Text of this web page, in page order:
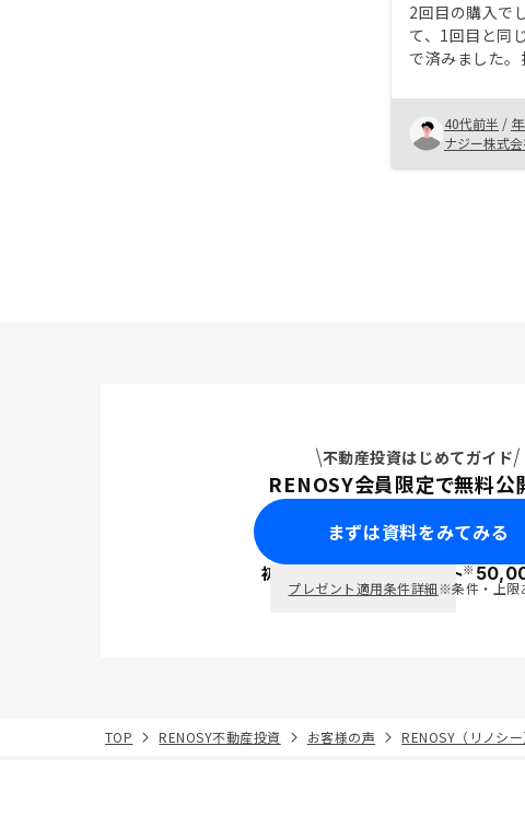
2回目の購入で
て、1回目と同
で済みました
て連絡が取り
が良くて、い
ころがなく、
るとかんがえま
40代前半 /
ナジー株式
不動産投資はじめてガイド
RENOSY会員限定で無料公
まずは資料をみてみる
初回面談で ポイント※
プレゼント適用条件詳細※条件・上限
TOP RENOSY不動産投資 お客様の声 RENOSY（リノシ